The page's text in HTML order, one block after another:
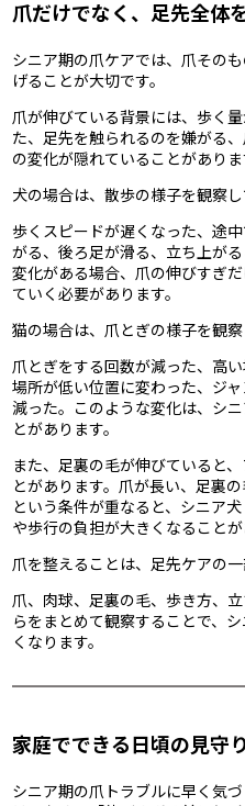
爪だけでなく、足先全体
シニア期の爪ケアでは、爪その
げることが大切です。
爪が伸びている背景には、歩く
た、足先を触られるのを嫌がる
の変化が隠れていることがありま
犬の場合は、散歩の様子を観察し
歩くスピードが遅くなった、途
がる、後ろ足が滑る、立ち上が
変化がある場合、爪の伸びすぎ
ていく必要があります。
猫の場合は、爪とぎの様子を観察
爪とぎをする回数が減った、高
場所が低い位置に変わった、ジ
減った。このような変化は、シ
とがあります。
また、足裏の毛が伸びていると
とがあります。爪が長い、足裏
という条件が重なると、シニア
や歩行の負担が大きくなることが
爪を整えることは、足先ケアの一
爪、肉球、足裏の毛、歩き方、
らをまとめて観察することで、
くなります。
家庭でできる日頃の見守
シニア期の爪トラブルに早く気